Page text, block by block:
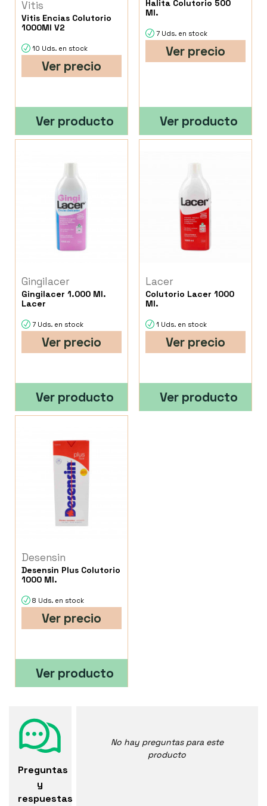
Vitis
Vitis Encias Colutorio
1000Ml V2
10 Uds. en stock
Ver precio
Ver producto
Halita Colutorio 500
Ml.
7 Uds. en stock
Ver precio
Ver producto
Gingilacer
Gingilacer 1.000 Ml.
Lacer
7 Uds. en stock
Ver precio
Ver producto
Lacer
Colutorio Lacer 1000
Ml.
1 Uds. en stock
Ver precio
Ver producto
Desensin
Desensin Plus Colutorio
1000 Ml.
8 Uds. en stock
Ver precio
Ver producto
Preguntas
y
respuestas
No hay preguntas para este
producto